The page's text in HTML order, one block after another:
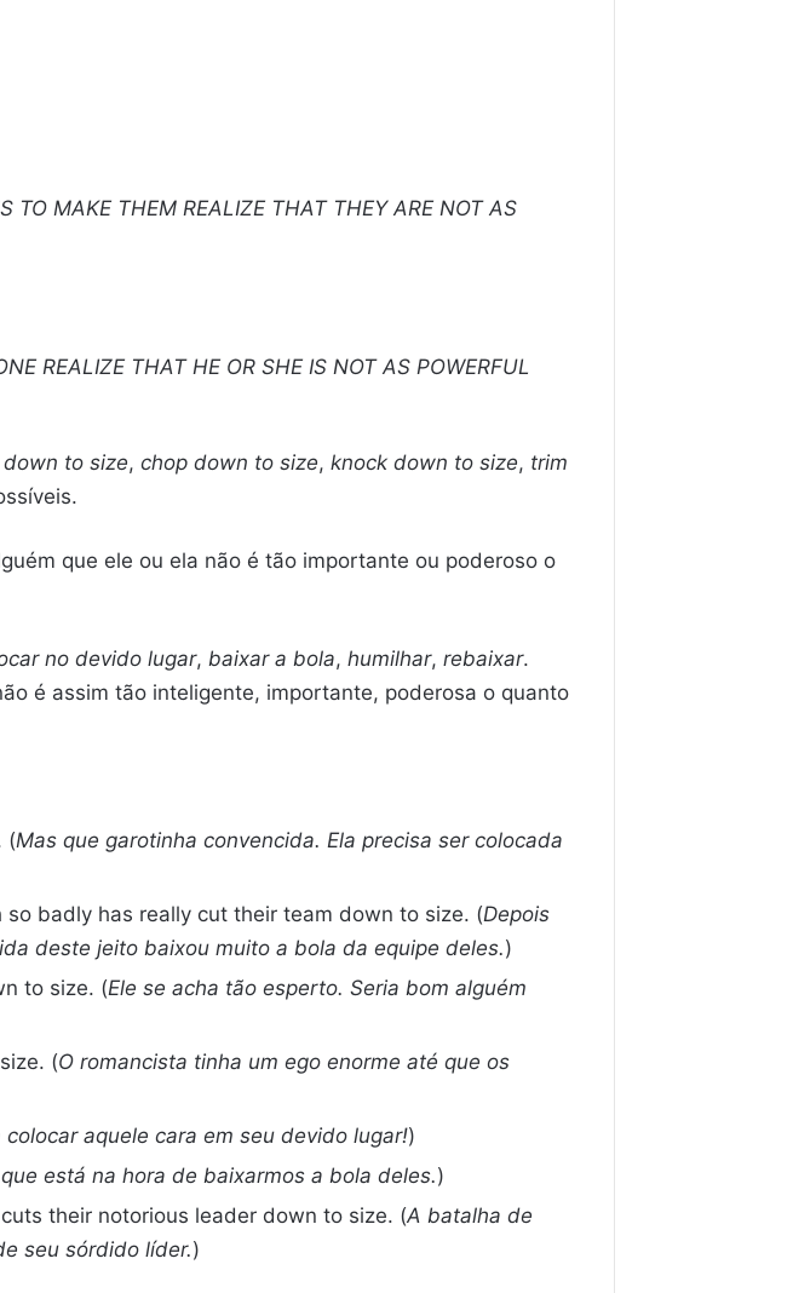
TO MAKE THEM REALIZE THAT THEY ARE NOT AS
REALIZE THAT HE OR SHE IS NOT AS POWERFUL
to size, chop down to size, knock down to size, trim
que ele ou ela não é tão importante ou poderoso o
no devido lugar, baixar a bola, humilhar, rebaixar.
é assim tão inteligente, importante, poderosa o quanto
(Mas que garotinha convencida. Ela precisa ser colocada
badly has really cut their team down to size. (Depois
deste jeito baixou muito a bola da equipe deles.)
to size. (Ele se acha tão esperto. Seria bom alguém
(O romancista tinha um ego enorme até que os
aquele cara em seu devido lugar!)
está na hora de baixarmos a bola deles.)
their notorious leader down to size. (A batalha de
seu sórdido líder.)